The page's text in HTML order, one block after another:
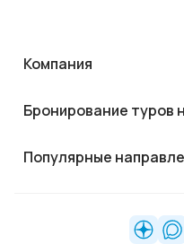
Компания
Бронирование туров
Популярные